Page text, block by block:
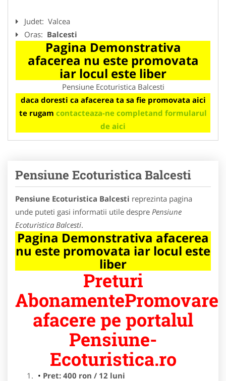
Judet: Valcea
Oras: Balcesti
Pagina Demonstrativa
afacerea nu este promovata
iar locul este liber
Pensiune Ecoturistica Balcesti
daca doresti ca afacerea ta sa fie promovata aici
te rugam contacteaza-ne completand formularul
de aici
Pensiune Ecoturistica Balcesti
Pensiune Ecoturistica Balcesti reprezinta pagina
unde puteti gasi informatii utile despre Pensiune
Ecoturistica Balcesti.
Pagina Demonstrativa afacerea
nu este promovata iar locul este
liber
Preturi
AbonamentePromovare
afacere pe portalul
Pensiune-
Ecoturistica.ro
Pret: 400 ron / 12 luni